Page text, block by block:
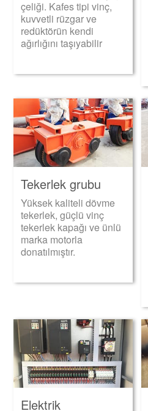
çeliği. Kafes tipi vinç,
kuvvetli rüzgar ve
redüktörün kendi
ağırlığını taşıyabilir
Tekerlek grubu
Yüksek kaliteli dövme
tekerlek, güçlü vinç
tekerlek kapağı ve ünlü
marka motorla
donatılmıştır.
Elektrik